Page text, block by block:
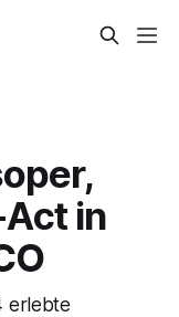
in
erlebte